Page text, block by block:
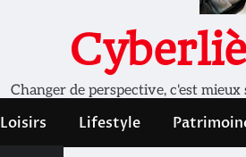
Changer de perspective, c'est
Loisirs Lifestyle